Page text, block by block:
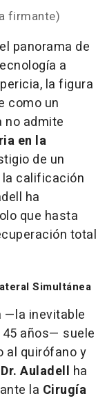
firmante)
panorama de
a
la figura
como un
no admite
en la
de un
la calificación
ha
que hasta
total
Simultánea
—la inevitable
años— suele
al quirófano y
Dr. Auladell ha
la Cirugía